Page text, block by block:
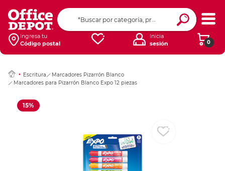
Ingresa tu
Código postal
0
Inicia
sesión
Escritura
Marcadores Pizarrón Blanco
Marcadores para Pizarrón Blanco Expo 12 piezas
15%
Ingresar Codigo